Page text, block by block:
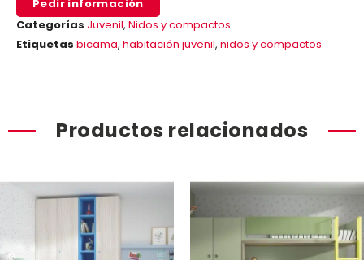
Pedir información
Categorías Juvenil, Nidos y compactos
Etiquetas bicama, habitación juvenil, nidos y compactos
Productos relacionados